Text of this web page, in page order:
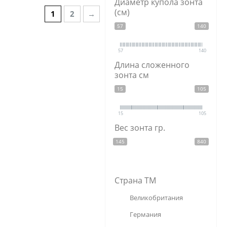
1 2 →
(см)
57 140
57 140
Длина сложенного
зонта см
15 105
15 105
Вес зонта гр.
145 840
Страна ТМ
Великобритания
Германия